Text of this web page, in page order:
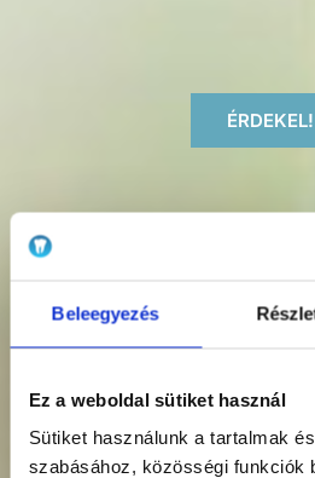
Beleegyezés
Ez a weboldal sütiket használ
Sütiket használunk a tartalmak
szabásához, közösségi funkciók
ÉRDEKEL!